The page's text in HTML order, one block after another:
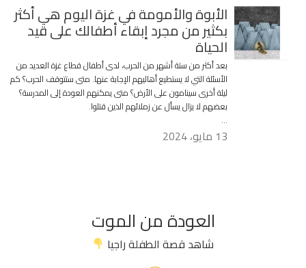
الأبوة والأمومة في غزة اليوم هي أكثر
بكثير من مجرد إبقاء أطفالك على قيد
الحياة
بعد أكثر من ستة أشهر من الحرب، لدى أطفال قطاع غزة العديد من
الأسئلة التي لا يستطيع أهاليهم الإجابة عنها. متى ستتوقف الحرب؟ كم
ليلة أخرى سينامون على الأرض؟ متى يمكنهم العودة إلى المدرسة؟
بعضهم لا يزال يسأل عن زملائهم الذين قتلوا.
…
13 مايو، 2024
العودة من الموت
شاهد قصة الطفلة راجيا